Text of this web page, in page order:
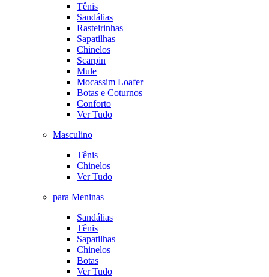
Tênis
Sandálias
Rasteirinhas
Sapatilhas
Chinelos
Scarpin
Mule
Mocassim Loafer
Botas e Coturnos
Conforto
Ver Tudo
Masculino
Tênis
Chinelos
Ver Tudo
para Meninas
Sandálias
Tênis
Sapatilhas
Chinelos
Botas
Ver Tudo